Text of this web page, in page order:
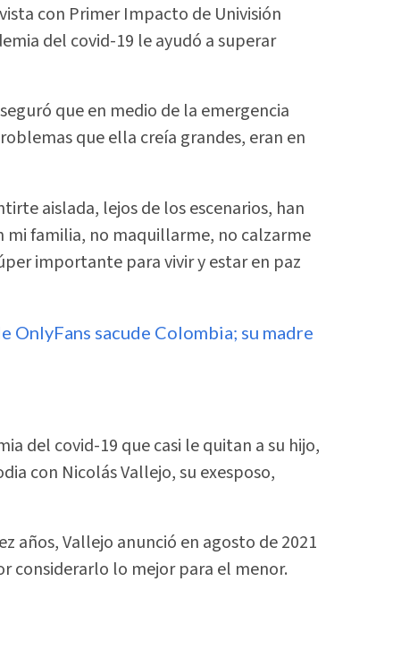
con Primer Impacto de Univisión
del covid-19 le ayudó a superar
que en medio de la emergencia
que ella creía grandes, eran en
aislada, lejos de los escenarios, han
mi familia, no maquillarme, no calzarme
importante para vivir y estar en paz
sacude Colombia; su madre
del covid-19 que casi le quitan a su hijo,
con Nicolás Vallejo, su exesposo,
años, Vallejo anunció en agosto de 2021
considerarlo lo mejor para el menor.